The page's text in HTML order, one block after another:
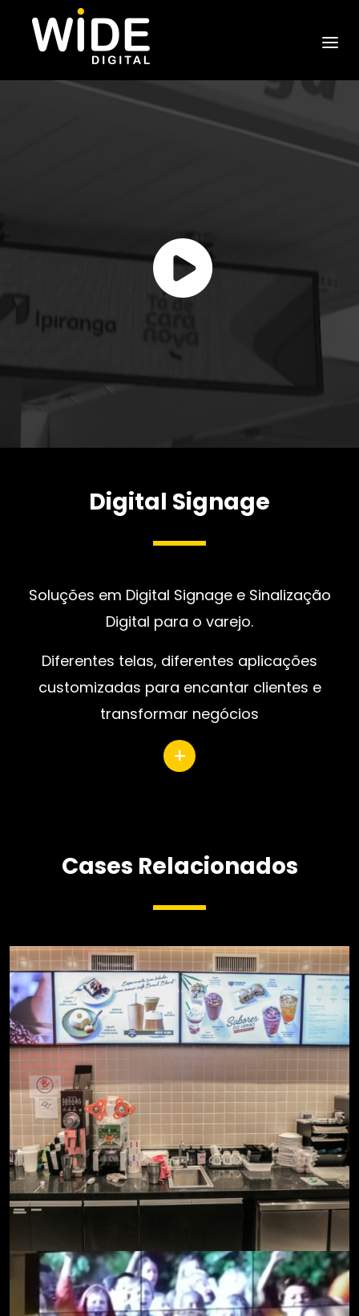
Digital Signage
Soluções em Digital Signage e Sinalização
Digital para o varejo.
Diferentes telas, diferentes aplicações
customizadas para encantar clientes e
transformar negócios
+
Cases Relacionados
STARBUCKS